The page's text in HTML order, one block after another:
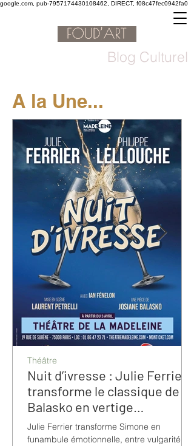
google.com, pub-7957174430108462, DIRECT, f08c47fec0942fa0
Blog Culturel
A la Une...
Nuit d’ivresse : Julie Ferrier
transforme le classique de
Balasko en vertige
bouleversant
Julie Ferrier transforme Simone en
funambule émotionnelle, entre vulgarité
Théâtre